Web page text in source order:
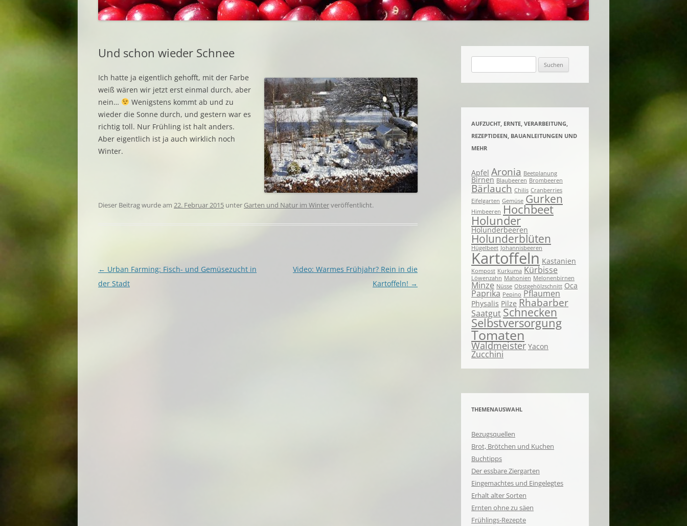
BEZUGSQUELLEN
URBAN GARDENING
EINGEMACHTES UND EINGELEGTES
Und schon wieder Schnee
Ich hatte ja eigentlich gehofft, mit der Farbe
weiß wären wir jetzt erst einmal durch, aber
nein…
Wenigstens kommt ab und zu
wieder die Sonne durch, und gestern war es
richtig toll. Nur Frühling ist halt anders.
Aber eigentlich ist ja auch wirklich noch
Winter.
Dieser Beitrag wurde am 22. Februar 2015 unter Garten und Natur im Winterveröffentlicht.
Beitragsnavigation
← Urban Farming: Fisch- und Gemüsezucht in
der Stadt
Video: Warmes Frühjahr? Rein in die
Kartoffeln! →
nach:
AUFZUCHT, ERNTE, VERARBEITUNG,
REZEPTIDEEN, BAUANLEITUNGEN UND
MEHR
Apfel Aronia Beetplanung
Birnen Blaubeeren Brombeeren
Bärlauch Chilis Cranberries
Eifelgarten Gemüse Gurken
Himbeeren Hochbeet
Holunder
Holunderbeeren
Holunderblüten
Hügelbeet Johannisbeeren
Kartoffeln Kastanien
Kompost Kurkuma Kürbisse
Löwenzahn Mahonien Melonenbirnen
Minze Nüsse Obstgehölzschnitt Oca
Paprika Pepino Pflaumen
Physalis Pilze Rhabarber
Saatgut Schnecken
Selbstversorgung
Tomaten
Waldmeister Yacon
Zucchini
THEMENAUSWAHL
Bezugsquellen
Brot, Brötchen und Kuchen
Buchtipps
Der essbare Ziergarten
Eingemachtes und Eingelegtes
Erhalt alter Sorten
Ernten ohne zu säen
Frühlings-Rezepte